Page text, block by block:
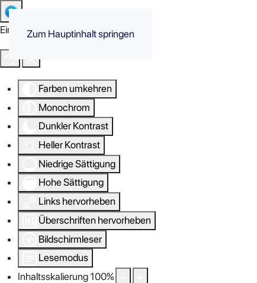
Eingabehilfen öffnen
Farben umkehren
Monochrom
Dunkler Kontrast
Heller Kontrast
Niedrige Sättigung
Hohe Sättigung
Links hervorheben
Überschriften hervorheben
Bildschirmleser
Lesemodus
Inhaltsskalierung100%
Zum Hauptinhalt springen